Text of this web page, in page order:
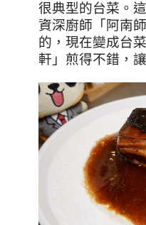
很典型的台菜。
資深廚師「阿南
的，現在變成台
軒」煎得不錯，